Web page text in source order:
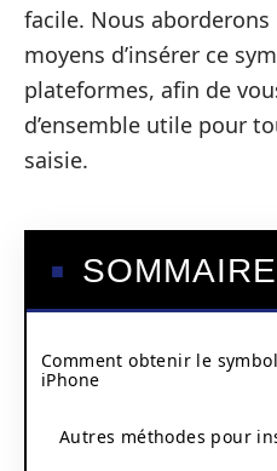
facile. Nous aborderons
moyens d’insérer ce
plateformes, afin de
d’ensemble utile pour
saisie.
SOMMAIRE
Comment obtenir le
iPhone
Autres méthodes pour